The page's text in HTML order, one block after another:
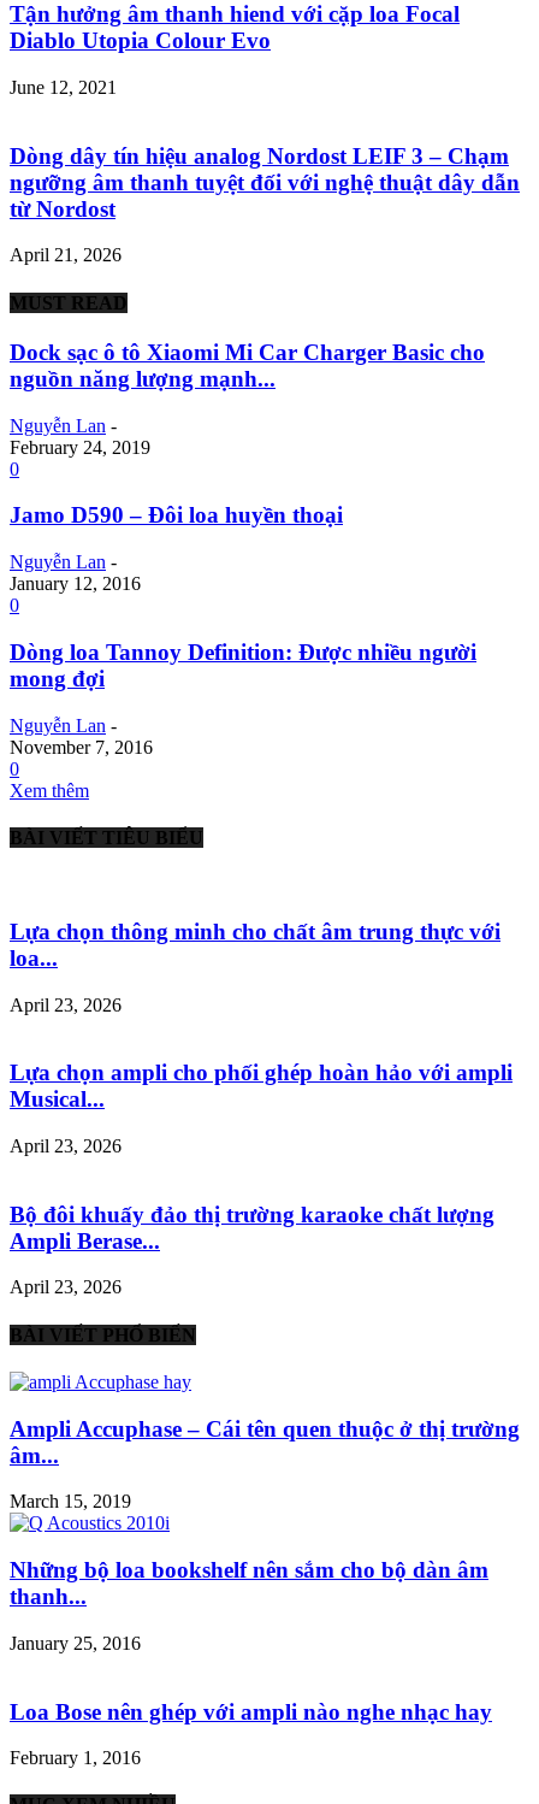
Tận hưởng âm thanh hiend với cặp loa Focal
Diablo Utopia Colour Evo
June 12, 2021
Dòng dây tín hiệu analog Nordost LEIF 3 – Chạm
ngưỡng âm thanh tuyệt đối với nghệ thuật dây dẫn
từ Nordost
April 21, 2026
MUST READ
Dock sạc ô tô Xiaomi Mi Car Charger Basic cho
nguồn năng lượng mạnh...
Nguyễn Lan -
February 24, 2019
0
Jamo D590 – Đôi loa huyền thoại
Nguyễn Lan -
January 12, 2016
0
Dòng loa Tannoy Definition: Được nhiều người
mong đợi
Nguyễn Lan -
November 7, 2016
0
Xem thêm
BÀI VIẾT TIÊU BIỂU
Lựa chọn thông minh cho chất âm trung thực với
loa...
April 23, 2026
Lựa chọn ampli cho phối ghép hoàn hảo với ampli
Musical...
April 23, 2026
Bộ đôi khuấy đảo thị trường karaoke chất lượng
Ampli Berase...
April 23, 2026
BÀI VIẾT PHỔ BIẾN
Ampli Accuphase – Cái tên quen thuộc ở thị trường
âm...
March 15, 2019
Những bộ loa bookshelf nên sắm cho bộ dàn âm
thanh...
January 25, 2016
Loa Bose nên ghép với ampli nào nghe nhạc hay
February 1, 2016